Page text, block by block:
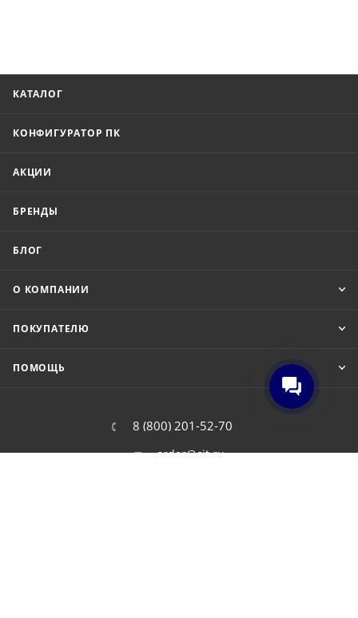
КАТАЛОГ
КОНФИГУРАТОР ПК
АКЦИИ
БРЕНДЫ
БЛОГ
О КОМПАНИИ
ПОКУПАТЕЛЮ
ПОМОЩЬ
8 (800) 201-52-70
order@cit.ru